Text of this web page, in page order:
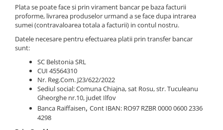
Plata se poate face si prin virament bancar pe baza facturii
proforme, livrarea produselor urmand a se face dupa intrarea
sumei (contravaloarea totala a facturii) in contul nostru.
Datele necesare pentru efectuarea platii prin transfer bancar
sunt:
SC Belstonia SRL
CUI 45564310
Nr. Reg.Com. J23/622/2022
Sediul social: Comuna Chiajna, sat Rosu, str. Tuculeanu
Gheorghe nr.10, judet Ilfov
Banca Raiffaisen, Cont IBAN: RO97 RZBR 0000 0600 2336
4298